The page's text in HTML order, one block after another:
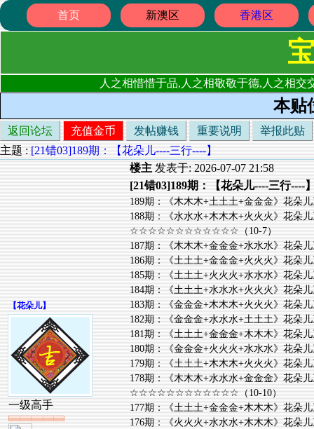
首页 新澳区 香港区
人之相惜惜于品,人之相敬敬于德,人之相
本贴
返回论坛 充值金币 发帖赚钱 重要说明
举报此贴
主题 : [21错03]189期：【花朵儿----三行----】
【花朵儿】
一级高手
楼主 发表于: 2026-07-07 21:58
[21错03]189期：【花朵儿----三行----
189期：《木木木+土土土+金金金》花朵
188期：《水水水+木木木+火火火》花朵
☆☆☆☆☆☆☆☆☆☆☆☆（10-7）
187期：《木木木+金金金+水水水》花朵
186期：《土土土+金金金+火火火》花朵
185期：《土土土+火火火+水水水》花朵
184期：《土土土+水水水+火火火》花朵
183期：《金金金+木木木+火火火》花朵
182期：《金金金+水水水+土土土》花朵
181期：《土土土+金金金+木木木》花朵
180期：《金金金+火火火+水水水》花朵
179期：《土土土+木木木+火火火》花朵
178期：《木木木+水水水+金金金》花朵
☆☆☆☆☆☆☆☆☆☆☆☆（10-10）
177期：《土土土+金金金+木木木》花朵
176期：《火火火+水水水+木木木》花朵